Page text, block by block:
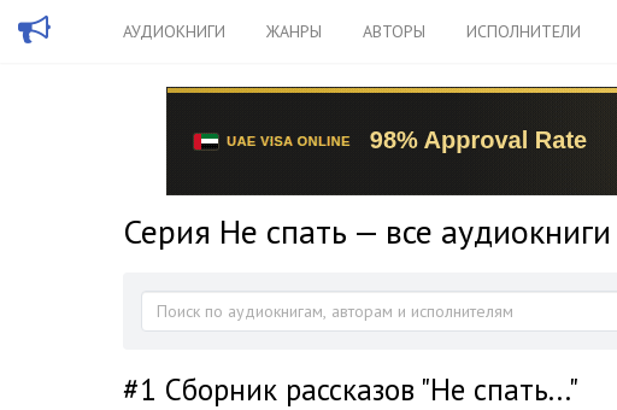
АУДИОКНИГИ ЖАНРЫ АВТОРЫ ИСПОЛНИТЕЛИ
Серия Не спать — все аудиокниги
#1 Сборник рассказов "Не спать..."